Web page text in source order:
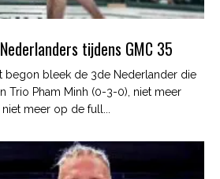
tijdens GMC 35
begon bleek de 3de Nederlander die
Trio Pham Minh (0-3-0), niet meer
meer op de full...